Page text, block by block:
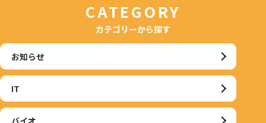
CATEGORY
カテゴリーから探す
お知らせ
IT
バイオ